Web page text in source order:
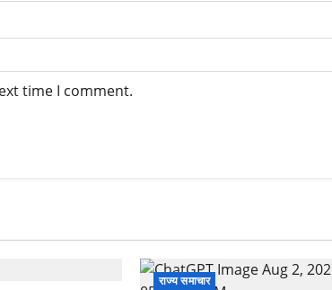
time I comment.
राज्य समाचार